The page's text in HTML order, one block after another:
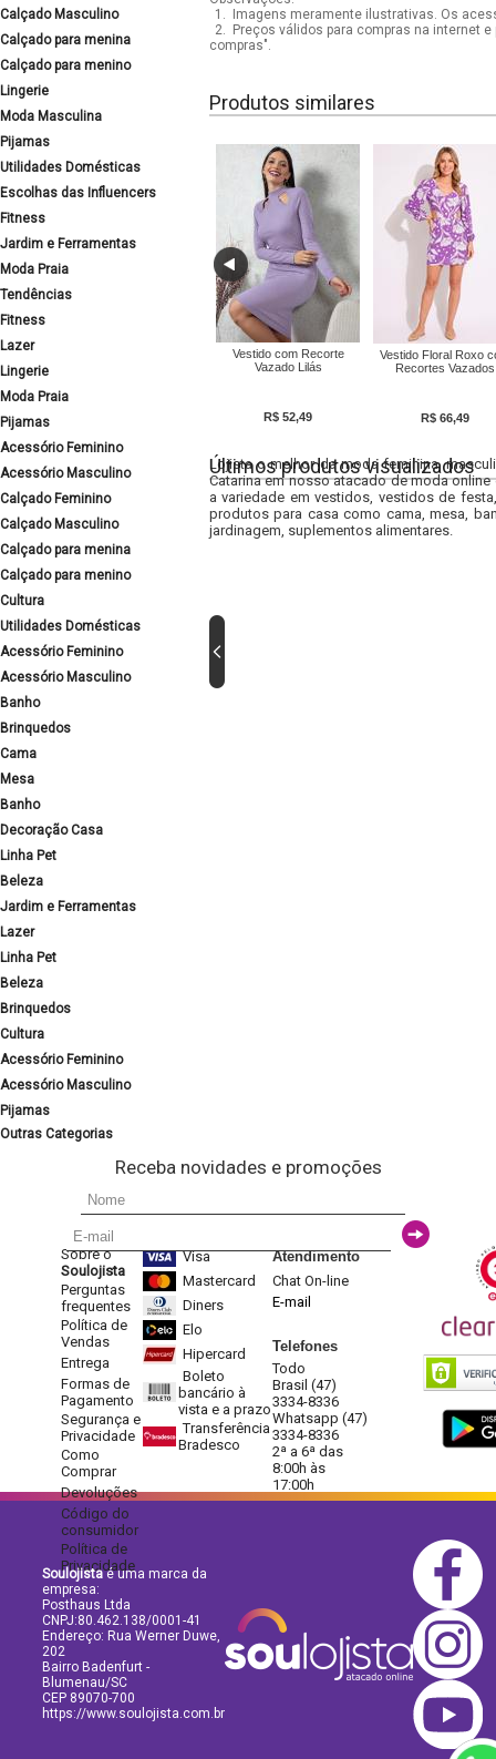
Calçado Masculino
Calçado para menina
Calçado para menino
Lingerie
Moda Masculina
Pijamas
Utilidades Domésticas
Escolhas das Influencers
Fitness
Jardim e Ferramentas
Moda Praia
Tendências
Fitness
Lazer
Lingerie
Moda Praia
Pijamas
Acessório Feminino
Acessório Masculino
Calçado Feminino
Calçado Masculino
Calçado para menina
Calçado para menino
Cultura
Utilidades Domésticas
Acessório Feminino
Acessório Masculino
Banho
Brinquedos
Cama
Mesa
Banho
Decoração Casa
Linha Pet
Beleza
Jardim e Ferramentas
Lazer
Linha Pet
Beleza
Brinquedos
Cultura
Acessório Feminino
Acessório Masculino
Pijamas
Outras Categorias
1.
Imagens meramente ilustrativas. Os
2.
Preços válidos para compras na internet
compras".
Produtos similares
Vestido com Recorte
Vazado Lilás
R$ 52,49
Vestido Floral Roxo
Recortes Vazados
R$ 66,49
Últimos produtos visualizados
Lojista o melhor da moda feminina,
Catarina em nosso atacado de moda
a variedade em vestidos, vestidos de
produtos para casa como cama, mesa,
jardinagem, suplementos alimentares.
Receba novidades e promoções
Sobre o
Soulojista
Perguntas
frequentes
Política de
Vendas
Entrega
Formas de
Pagamento
Segurança e
Privacidade
Como
Comprar
Devoluções
Código do
consumidor
Política de
Privacidade
Visa
Mastercard
Diners
Elo
Hipercard
Boleto
bancário à
vista e a prazo
Transferência
Bradesco
Atendimento
Chat On-line
E-mail
Telefones
Todo
Brasil (47)
3334-8336
Whatsapp (47)
3334-8336
2ª a 6ª das
8:00h às
17:00h
Soulojistaé uma marca da
empresa:
Posthaus Ltda
CNPJ:80.462.138/0001-41
Endereço: Rua Werner Duwe,
202
Bairro Badenfurt -
Blumenau/SC
CEP 89070-700
https://www.soulojista.com.br